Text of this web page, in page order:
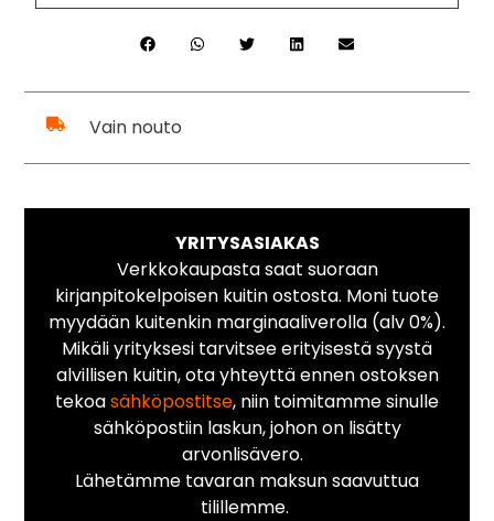
Vain nouto
YRITYSASIAKAS
Verkkokaupasta saat suoraan
kirjanpitokelpoisen kuitin ostosta. Moni tuote
myydään kuitenkin marginaaliverolla (alv 0%).
Mikäli yrityksesi tarvitsee erityisestä syystä
alvillisen kuitin, ota yhteyttä ennen ostoksen
tekoasähköpostitse, niin toimitamme sinulle
sähköpostiin laskun, johon on lisätty
arvonlisävero.
Lähetämme tavaran maksun saavuttua
tilillemme.